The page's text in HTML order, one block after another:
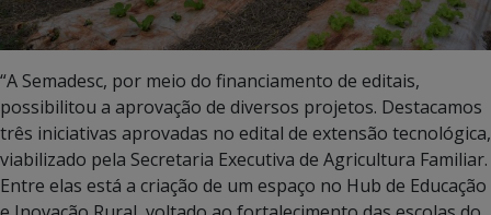
“A Semadesc, por meio do financiamento de editais,
possibilitou a aprovação de diversos projetos. Destacamos
três iniciativas aprovadas no edital de extensão tecnológica,
viabilizado pela Secretaria Executiva de Agricultura Familiar.
Entre elas está a criação de um espaço no Hub de Educação